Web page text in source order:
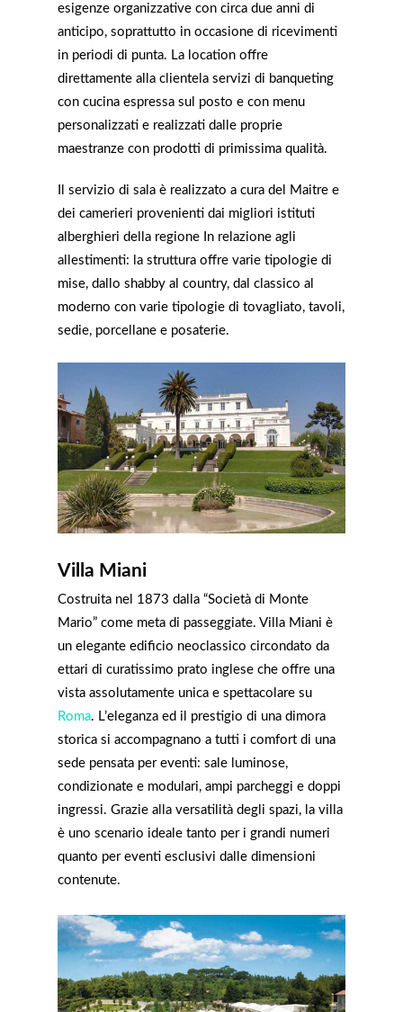
esigenze organizzative con circa due anni di
anticipo, soprattutto in occasione di ricevimenti
in periodi di punta. La location offre
direttamente alla clientela servizi di banqueting
con cucina espressa sul posto e con menu
personalizzati e realizzati dalle proprie
maestranze con prodotti di primissima qualità.
Il servizio di sala è realizzato a cura del Maitre e
dei camerieri provenienti dai migliori istituti
alberghieri della regione In relazione agli
allestimenti: la struttura offre varie tipologie di
mise, dallo shabby al country, dal classico al
moderno con varie tipologie di tovagliato, tavoli,
sedie, porcellane e posaterie.
Villa Miani
Costruita nel 1873 dalla “Società di Monte
Mario” come meta di passeggiate. Villa Miani è
un elegante edificio neoclassico circondato da
ettari di curatissimo prato inglese che offre una
vista assolutamente unica e spettacolare su
Roma. L’eleganza ed il prestigio di una dimora
storica si accompagnano a tutti i comfort di una
sede pensata per eventi: sale luminose,
condizionate e modulari, ampi parcheggi e doppi
ingressi. Grazie alla versatilità degli spazi, la villa
è uno scenario ideale tanto per i grandi numeri
quanto per eventi esclusivi dalle dimensioni
contenute.